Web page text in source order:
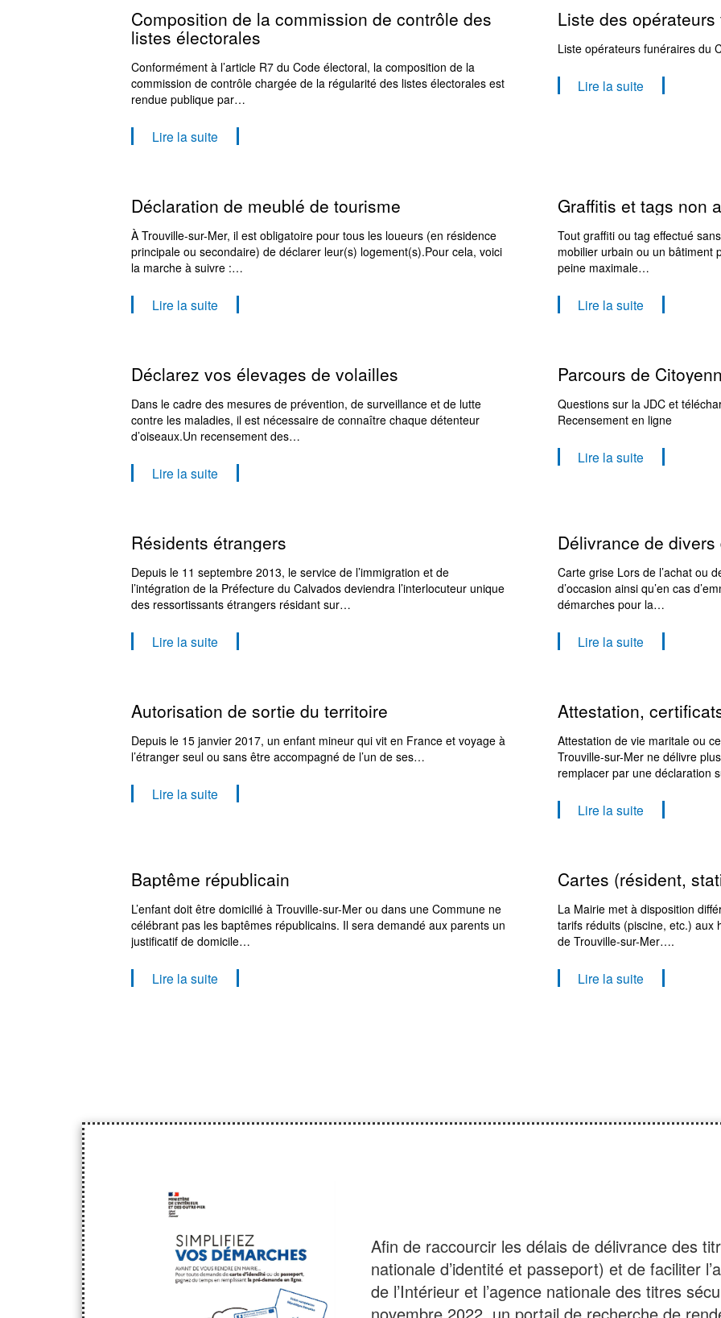
Composition de la commission de contrôle des
listes électorales
Conformément à l’article R7 du Code électoral, la composition de la
commission de contrôle chargée de la régularité des listes électorales est
rendue publique par…
Lire la suite
Liste des
Liste opérateurs funéraires du
Lire la suite
Déclaration de meublé de tourisme
À Trouville-sur-Mer, il est obligatoire pour tous les loueurs (en résidence
principale ou secondaire) de déclarer leur(s) logement(s).Pour cela, voici
la marche à suivre :…
Lire la suite
Graffitis et tags non
Tout graffiti ou tag effectué
mobilier urbain ou un bâtiment
peine maximale…
Lire la suite
Déclarez vos élevages de volailles
Dans le cadre des mesures de prévention, de surveillance et de lutte
contre les maladies, il est nécessaire de connaître chaque détenteur
d’oiseaux.Un recensement des…
Lire la suite
Parcours de
Questions sur la JDC et
Recensement en ligne
Lire la suite
Résidents étrangers
Depuis le 11 septembre 2013, le service de l’immigration et de
l’intégration de la Préfecture du Calvados deviendra l’interlocuteur unique
des ressortissants étrangers résidant sur…
Lire la suite
Délivrance de
Carte grise Lors de l’achat ou
d’occasion ainsi qu’en cas
démarches pour la…
Lire la suite
Autorisation de sortie du territoire
Depuis le 15 janvier 2017, un enfant mineur qui vit en France et voyage à
l’étranger seul ou sans être accompagné de l’un de ses…
Lire la suite
Attestation,
Attestation de vie maritale ou
Trouville-sur-Mer ne délivre
remplacer par une déclaration
Lire la suite
Baptême républicain
L’enfant doit être domicilié à Trouville-sur-Mer ou dans une Commune ne
célébrant pas les baptêmes républicains. Il sera demandé aux parents un
justificatif de domicile…
Lire la suite
Cartes (résident,
La Mairie met à disposition
tarifs réduits (piscine, etc.) aux
de Trouville-sur-Mer….
Lire la suite
Afin de raccourcir les délais de délivrance des
nationale d’identité et passeport) et de faciliter
de l’Intérieur et l’agence nationale des titres